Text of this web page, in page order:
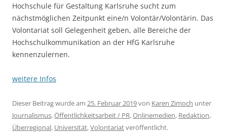
Hochschule für Gestaltung Karlsruhe sucht zum
nächstmöglichen Zeitpunkt eine/n Volontär/Volontärin. Das
Volontariat soll Gelegenheit geben, alle Bereiche der
Hochschulkommunikation an der HfG Karlsruhe
kennenzulernen.
weitere Infos
Dieser Beitrag wurde am 25. Februar 2019von Karen Zimoch unter
Journalismus,Öffentlichkeitsarbeit / PR,Onlinemedien, Redaktion,
Überregional, Universität,Volontariatveröffentlicht.